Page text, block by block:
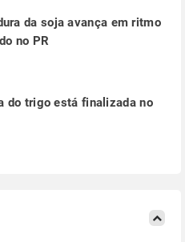
da soja avança em ritmo
no PR
do trigo está finalizada no